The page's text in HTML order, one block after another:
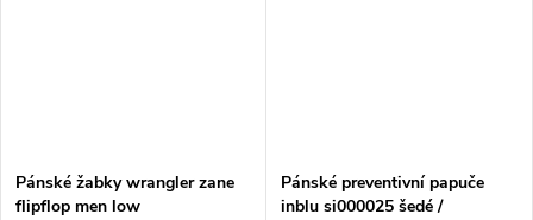
Pánské žabky wrangler zane
flipflop men low
Pánské preventivní papuče
inblu si000025 šedé /